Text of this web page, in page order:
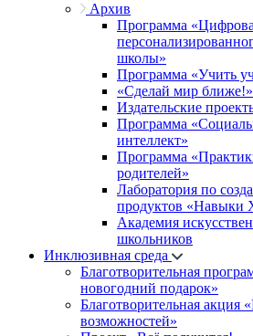
Архив
Программа
школы»
Программа «Учить
«Сделай мир ближе!»
Издательские
Программа
интеллект»
Программа
родителей»
Лаборатория по
продуктов «Навыки
Академия
школьников
Инклюзивная среда
Благотворительная
новогодний подарок»
Благотворительная акция
возможностей»